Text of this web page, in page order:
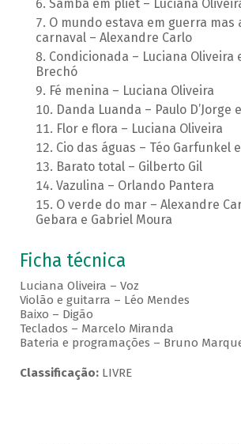
Samba em pliet – Luciana
O mundo estava em guerra mas
carnaval – Alexandre Carlo
Condicionada – Luciana Oliveira
Brechó
Fé menina – Luciana Oliveira
Danda Luanda – Paulo D’Jorge
Flor e flora – Luciana Oliveira
Cio das águas – Téo Garfunkel
Barato total – Gilberto Gil
Vazulina – Orlando Pantera
O verde do mar – Alexandre
Gebara e Gabriel Moura
Ficha técnica
Luciana Oliveira – Voz
Violão e guitarra – Léo Mendes
Baixo – Digão
Teclados – Marcelo Miranda
Bateria e programações – Bruno
Classificação:LIVRE